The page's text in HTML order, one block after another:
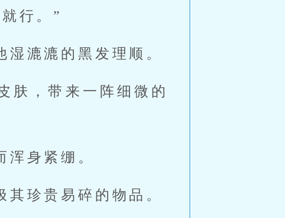
行。”
漉漉的黑发理顺。
肤，带来一阵细微的
身紧绷。
珍贵易碎的物品。